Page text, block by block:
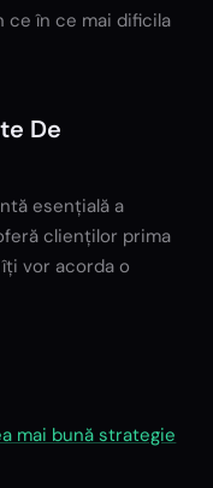
ce în ce mai dificila
De
esențială a
clienților prima
vor acorda o
mai bună strategie